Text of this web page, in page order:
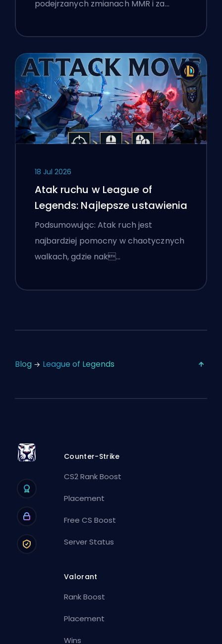
podejrzanych zmianach MMR i za…
18 Jul 2026
Atak ruchu w League of
Legends: Najlepsze ustawienia
Podsumowując: Atak ruch jest
najbardziej pomocny w chaotycznych
walkach, gdzie nak…
Blog League of Legends
Counter-Strike
CS2 Rank Boost
Placement
Free CS Boost
Server Status
Valorant
Rank Boost
Placement
Wins